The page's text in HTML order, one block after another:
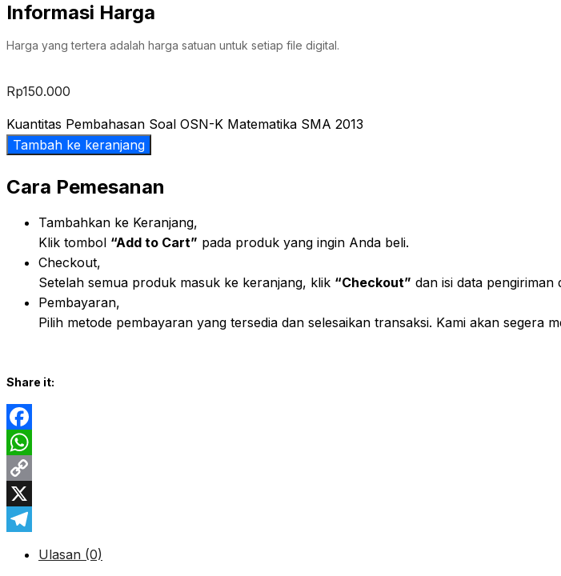
Informasi Harga
Harga yang tertera adalah harga satuan untuk setiap file digital.
Rp150.000
Kuantitas Pembahasan Soal OSN-K Matematika SMA 2013
Tambah ke keranjang
Cara Pemesanan
Tambahkan ke Keranjang,
Klik tombol “Add to Cart” pada produk yang ingin Anda beli.
Checkout,
Setelah semua produk masuk ke keranjang, klik “Checkout” dan isi data pengiriman
Pembayaran,
Pilih metode pembayaran yang tersedia dan selesaikan transaksi. Kami akan segera
Share it:
Facebook
WhatsApp
Copy
Link
X
Ulasan (0)